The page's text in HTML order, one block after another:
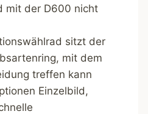
mit der D600 nicht
sitzt der
mit dem
treffen kann
Einzelbild,